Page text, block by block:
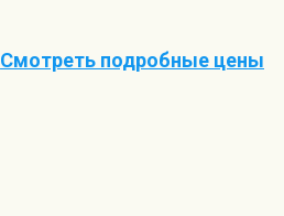
Смотреть подробные цены